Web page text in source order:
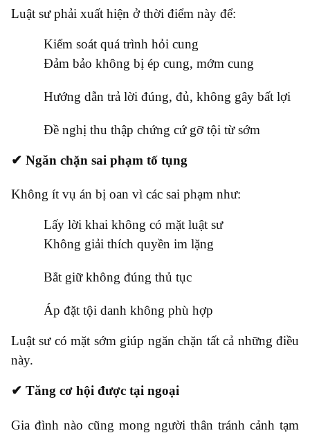
Luật sư phải xuất hiện ở thời điểm này để:
Kiểm soát quá trình hỏi cung
Đảm bảo không bị ép cung, mớm cung
Hướng dẫn trả lời đúng, đủ, không gây bất lợi
Đề nghị thu thập chứng cứ gỡ tội từ sớm
✔ Ngăn chặn sai phạm tố tụng
Không ít vụ án bị oan vì các sai phạm như:
Lấy lời khai không có mặt luật sư
Không giải thích quyền im lặng
Bắt giữ không đúng thủ tục
Áp đặt tội danh không phù hợp
Luật sư có mặt sớm giúp ngăn chặn tất cả những điều
này.
✔ Tăng cơ hội được tại ngoại
Gia đình nào cũng mong người thân tránh cảnh tạm